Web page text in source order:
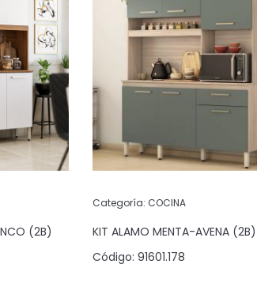
(2B)
Categoría: COCINA
KIT ALAMO MENTA-AVENA (2B)
Código: 91601.178